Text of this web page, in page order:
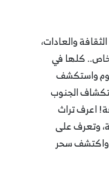
والعادات،
كلها في
واستكشف
الجنوب
اعرف تراث
وتعرف على
واكتشف سحر